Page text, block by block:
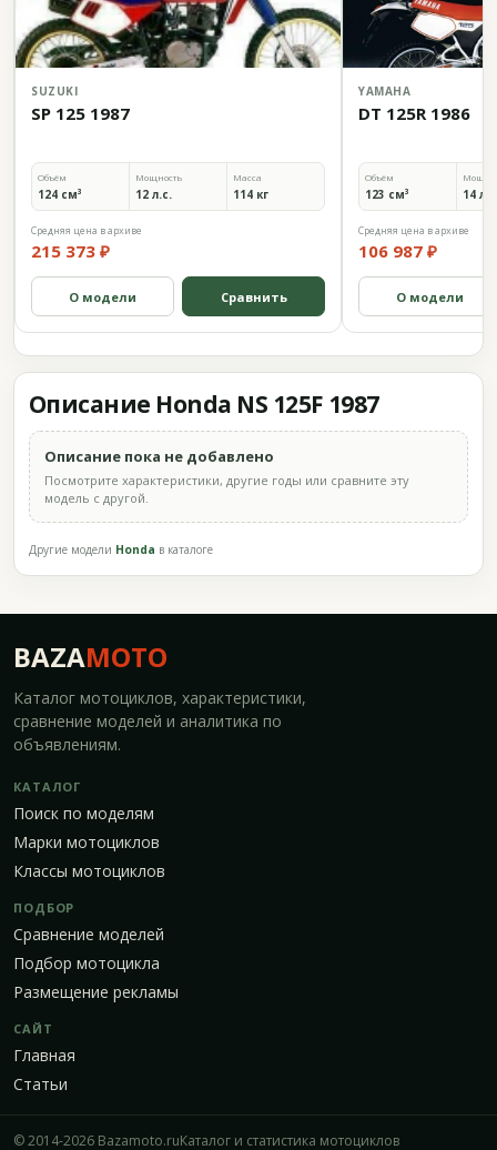
SUZUKI
SP 125 1987
Объём
124 см³
Мощность
12 л.с.
Масса
114 кг
Средняя цена в архиве
215 373 ₽
О модели Сравнить
YAMAHA
DT 125R 1986
Объём
123 см³ 14
Средняя цена в архиве
106 987 ₽
О модели
Описание Honda NS 125F 1987
Описание пока не добавлено
Посмотрите характеристики, другие годы или сравните эту
модель с другой.
Другие модели Honda в каталоге
BAZAMOTO
Каталог мотоциклов, характеристики,
сравнение моделей и аналитика по
объявлениям.
КАТАЛОГ
Поиск по моделям
Марки мотоциклов
Классы мотоциклов
ПОДБОР
Сравнение моделей
Подбор мотоцикла
Размещение рекламы
САЙТ
Главная
Статьи
© 2014-2026 Bazamoto.ruКаталог и статистика мотоциклов